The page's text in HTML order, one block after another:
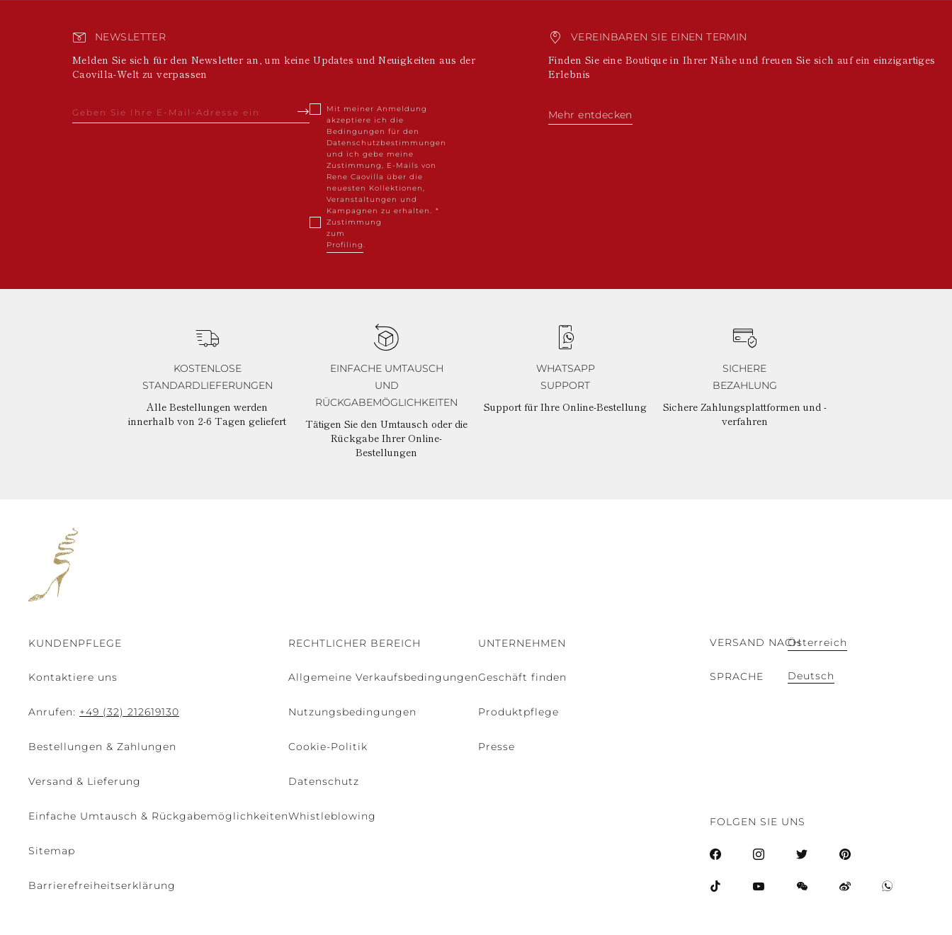
NEWSLETTER
Melden Sie sich für den Newsletter an, um keine Updates und Neuigkeiten aus der
Caovilla-Welt zu verpassen
Mit meiner Anmeldung
akzeptiere ich die
Bedingungen für den
Datenschutzbestimmungen
und ich gebe meine
Zustimmung, E-Mails von
Rene Caovilla über die
neuesten Kollektionen,
Veranstaltungen und
Kampagnen zu erhalten.
Zustimmung
zum
Profiling.
VEREINBAREN SIE EINEN TERMIN
Finden Sie eine Boutique in Ihrer Nähe und freuen Sie sich auf ein einzigartiges
Erlebnis
Mehr entdecken
KOSTENLOSE
STANDARDLIEFERUNGEN
Alle Bestellungen werden
innerhalb von 2-6 Tagen geliefert
EINFACHE UMTAUSCH
UND
RÜCKGABEMÖGLICHKEITEN
Tätigen Sie den Umtausch oder die
Rückgabe Ihrer Online-
Bestellungen
WHATSAPP
SUPPORT
Support für Ihre Online-Bestellung
SICHERE
BEZAHLUNG
Sichere Zahlungsplattformen und -
verfahren
KUNDENPFLEGE
Kontaktiere uns
Anrufen: +49 (32) 212619130
Bestellungen & Zahlungen
Versand & Lieferung
Einfache Umtausch & Rückgabemöglichkeiten
Sitemap
Barrierefreiheitserklärung
RECHTLICHER BEREICH
Allgemeine Verkaufsbedingungen
Nutzungsbedingungen
Cookie-Politik
Datenschutz
Whistleblowing
UNTERNEHMEN
Geschäft finden
Produktpflege
Presse
VERSAND NACHÖsterreich
SPRACHE Deutsch
FOLGEN SIE UNS